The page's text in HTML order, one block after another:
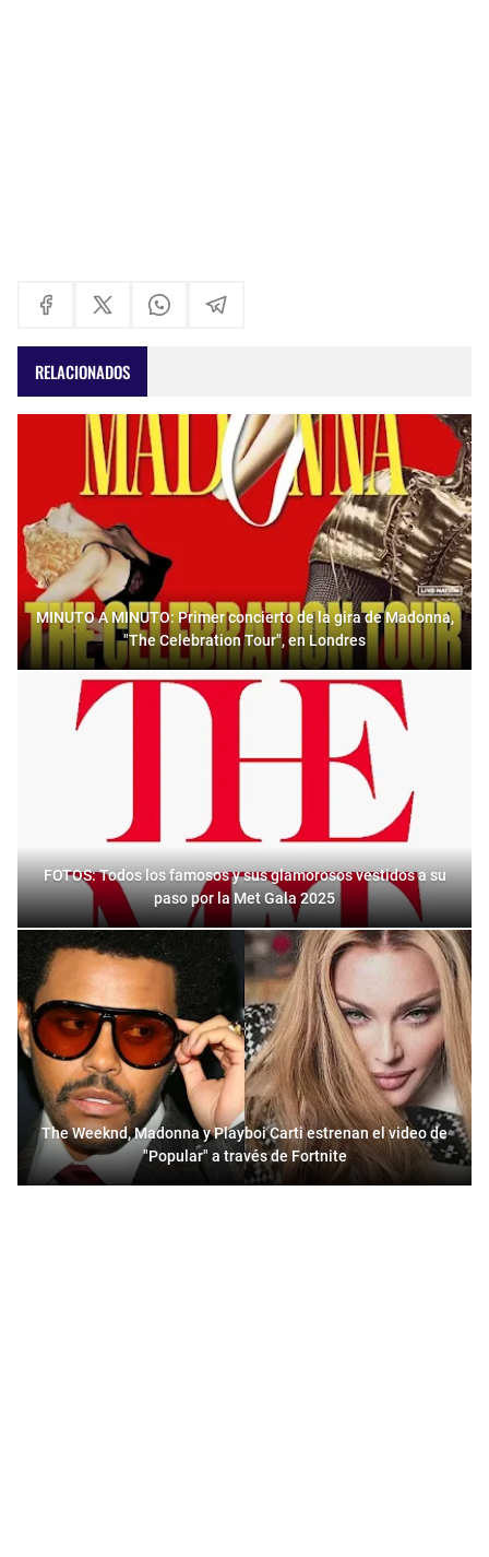
RELACIONADOS
MINUTO A MINUTO: Primer concierto de la gira de Madonna,
"The Celebration Tour", en Londres
FOTOS: Todos los famosos y sus glamorosos vestidos a su
paso por la Met Gala 2025
The Weeknd, Madonna y Playboi Carti estrenan el video de
"Popular" a través de Fortnite